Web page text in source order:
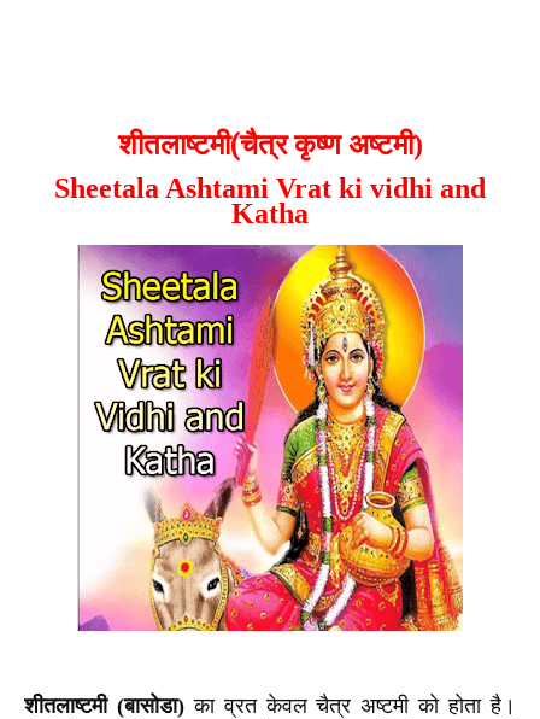
शीतलाष्टमी(चैत्र कृष्ण अष्टमी)
Sheetala Ashtami Vrat ki vidhi and
Katha
शीतलाष्टमी (बासोडा)का व्रत केवल चैत्र अष्टमी को होता है।